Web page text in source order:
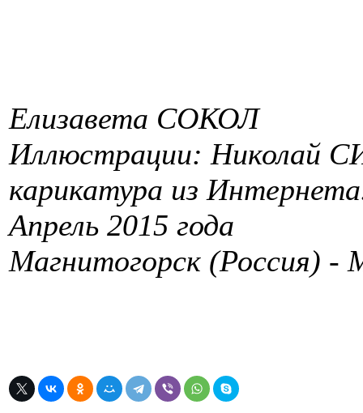
Елизавета СОКОЛ
Иллюстрации: Николай
карикатура из
Апрель 2015 года
Магнитогорск (Россия) -